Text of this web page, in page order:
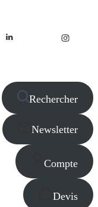
Rechercher
Newsletter
Compte
Devis